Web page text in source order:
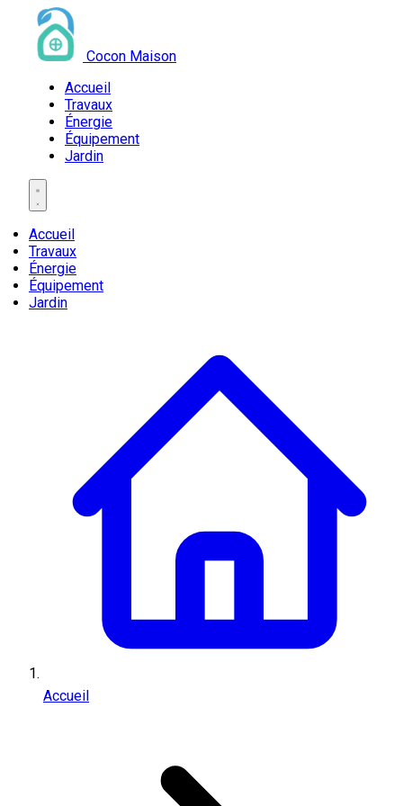
Cocon Maison
Accueil
Travaux
Énergie
Équipement
Jardin
Accueil
Travaux
Énergie
Équipement
Jardin
Accueil